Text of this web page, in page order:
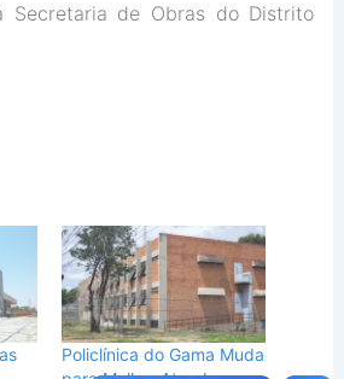
Secretaria de Obras do Distrito
Policlínica do Gama Muda